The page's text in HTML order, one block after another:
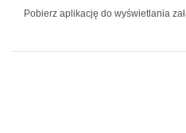
Pobierz aplikację do wyświetlania